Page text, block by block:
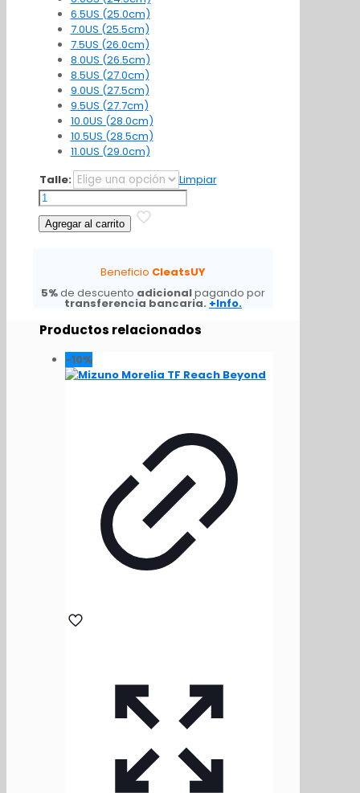
6.5US (25.0cm)
7.0US (25.5cm)
7.5US (26.0cm)
8.0US (26.5cm)
8.5US (27.0cm)
9.0US (27.5cm)
9.5US (27.7cm)
10.0US (28.0cm)
10.5US (28.5cm)
11.0US (29.0cm)
Talle:
Limpiar
Adidas
Predator
26
For
Goals
Agregar al carrito
Beneficio CleatsUY
5%de descuento adicionalpagando por
transferencia bancaria. +Info.
Productos relacionados
-10%